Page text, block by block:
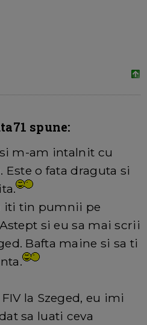
spune:
m-am intalnit cu
Este o fata draguta si
iti tin pumnii pe
si eu sa mai scrii
Bafta maine si sa ti
la Szeged, eu imi
sa luati ceva